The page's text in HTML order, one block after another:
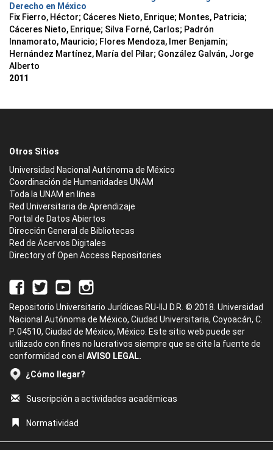
Derecho en México
Fix Fierro, Héctor; Cáceres Nieto, Enrique; Montes, Patricia;
Cáceres Nieto, Enrique; Silva Forné, Carlos; Padrón
Innamorato, Mauricio; Flores Mendoza, Imer Benjamín;
Hernández Martínez, María del Pilar; González Galván, Jorge
Alberto
2011
Otros Sitios
Universidad Nacional Autónoma de México
Coordinación de Humanidades UNAM
Toda la UNAM en línea
Red Universitaria de Aprendizaje
Portal de Datos Abiertos
Dirección General de Bibliotecas
Red de Acervos Digitales
Directory of Open Access Repositories
Repositorio Universitario Jurídicas RU-IIJ D.R. © 2018. Universidad
Nacional Autónoma de México, Ciudad Universitaria, Coyoacán, C.
P. 04510, Ciudad de México, México. Este sitio web puede ser
utilizado con fines no lucrativos siempre que se cite la fuente de
conformidad con el AVISO LEGAL.
¿Cómo llegar?
Suscripción a actividades académicas
Normatividad